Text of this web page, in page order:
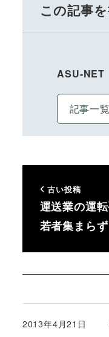
この記事
ASU-NET
記事一覧
古い投稿
運送業の運
若者集まらず
投稿日
2013年4月21日